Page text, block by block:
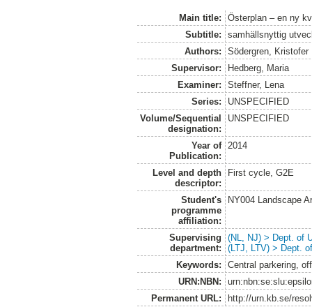
Main title:
Österplan – en ny
Subtitle:
samhällsnyttig
Authors:
Södergren, Kristofer
Supervisor:
Hedberg, Maria
Examiner:
Steffner, Lena
Series:
UNSPECIFIED
Volume/Sequential
designation:
UNSPECIFIED
Year of
Publication:
2014
Level and depth
descriptor:
First cycle, G2E
Student's
programme
affiliation:
NY004 Landscape
Supervising
department:
(NL, NJ) > Dept. of
(LTJ, LTV) > Dept.
Keywords:
Central parkering,
URN:NBN:
Permanent URL:
http://urn.kb.se/